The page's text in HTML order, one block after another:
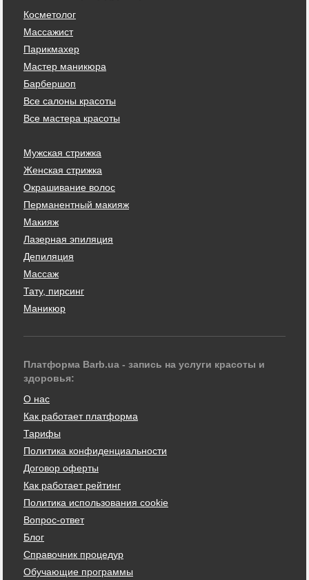
Косметолог
Массажист
Парикмахер
Мастер маникюра
Барбершоп
Все салоны красоты
Все мастера красоты
Мужская стрижка
Женская стрижка
Окрашивание волос
Перманентный макияж
Макияж
Лазерная эпиляция
Депиляция
Массаж
Тату, пирсинг
Маникюр
Платформа Barb.ua - запись на услуги красоты и
здоровья:
О нас
Как работает платформа
Тарифы
Политика конфиденциальности
Договор оферты
Как работает рейтинг
Политика использования cookie
Вопрос-ответ
Блог
Справочник процедур
Обучающие программы